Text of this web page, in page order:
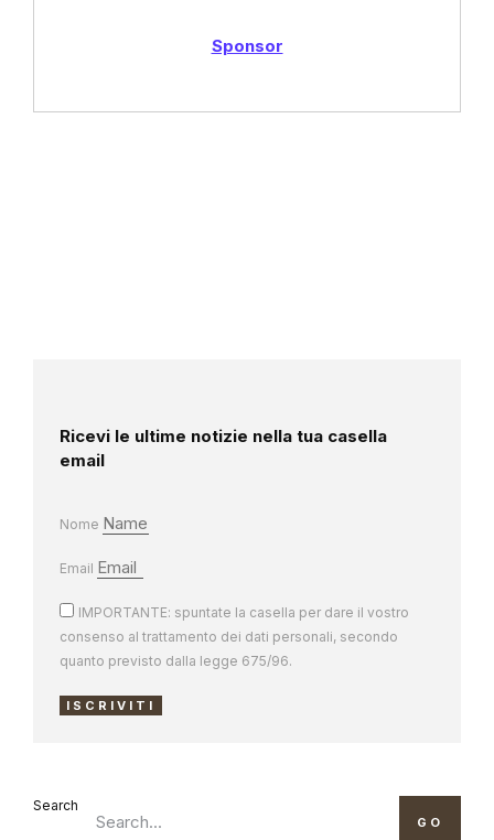
Sponsor
Ricevi le ultime notizie nella tua casella
email
Nome
Email
IMPORTANTE: spuntate la casella per dare il vostro
consenso al trattamento dei dati personali, secondo
quanto previsto dalla legge 675/96.
ISCRIVITI
Search
GO